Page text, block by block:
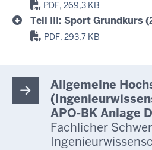
PDF, 269,3 KB
Teil III: Sport Grundkurs
PDF, 293,7 KB
Allgemeine
APO-BK Anlage
Fachlicher